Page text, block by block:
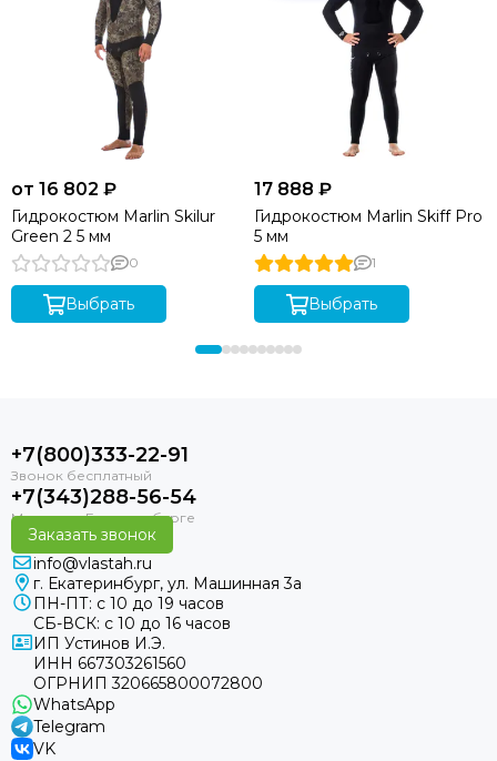
от 16 802 ₽
Гидрокостюм Marlin Skilur
Green 2 5 мм
0
Выбрать
17 888 ₽
Гидрокостюм Marlin Skiff Pro
5 мм
1
Выбрать
+7(800)333-22-91
+7(343)288-56-54
Заказать звонок
info@vlastah.ru
г. Екатеринбург, ул. Машинная 3а
ПН-ПТ: с 10 до 19 часов
СБ-ВСК: с 10 до 16 часов
ИП Устинов И.Э.
ИНН 667303261560
ОГРНИП 320665800072800
WhatsApp
Telegram
VK